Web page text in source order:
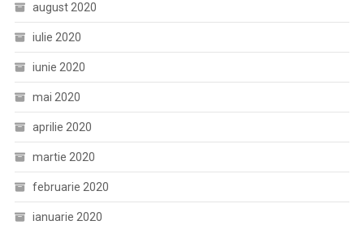
august 2020
iulie 2020
iunie 2020
mai 2020
aprilie 2020
martie 2020
februarie 2020
ianuarie 2020